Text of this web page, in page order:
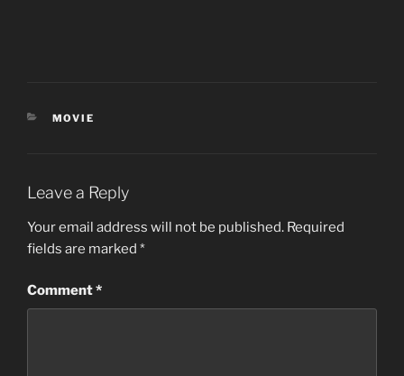
CATEGORIES
MOVIE
Leave a Reply
Your email address will not be published. Required
fields are marked *
Comment*